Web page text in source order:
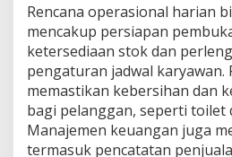
Rencana operasional harian
mencakup persiapan
ketersediaan stok dan
pengaturan jadwal
memastikan kebersihan dan
bagi pelanggan, seperti toilet
Manajemen keuangan juga
termasuk pencatatan